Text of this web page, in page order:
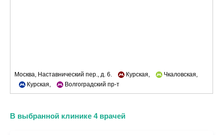
Москва, Наставнический пер., д. 6. Курская,
Чкаловская,
Курская,
Волгоградский пр-т
В выбранной клинике 4 врачей